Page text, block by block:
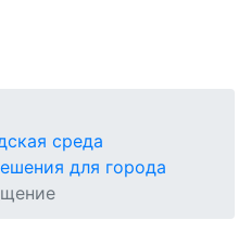
среда
для города